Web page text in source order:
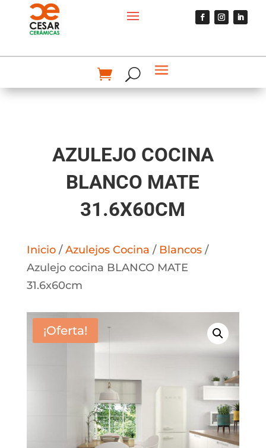
AZULEJO COCINA
BLANCO MATE
31.6X60CM
Inicio/Azulejos Cocina / Blancos/
Azulejo cocina BLANCO MATE
31.6x60cm
¡Oferta!